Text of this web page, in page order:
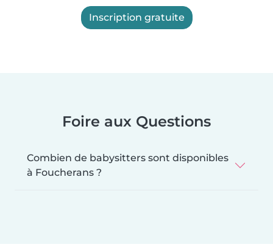
Inscription gratuite
Foire aux Questions
Combien de babysitters sont disponibles
à Foucherans ?